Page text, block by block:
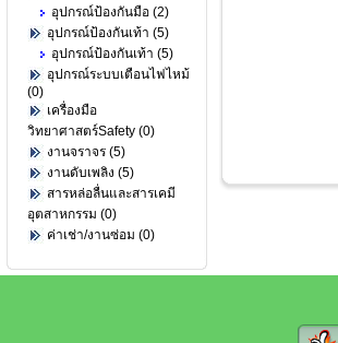
อุปกรณ์ป้องกันมือ (2)
อุปกรณ์ป้องกันเท้า (5)
อุปกรณ์ป้องกันเท้า (5)
อุปกรณ์ระบบเตือนไฟไหม้
(0)
เครื่องมือ
วิทยาศาสตร์Safety (0)
งานจราจร (5)
งานดับเพลิง (5)
สารหล่อลื่นและสารเคมี
อุตสาหกรรม (0)
ค่าเช่า/งานซ่อม (0)